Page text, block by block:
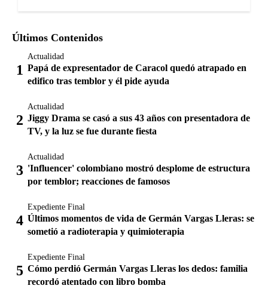
Últimos Contenidos
Actualidad
Papá de expresentador de Caracol quedó atrapado en
edifico tras temblor y él pide ayuda
Actualidad
Jiggy Drama se casó a sus 43 años con presentadora de
TV, y la luz se fue durante fiesta
Actualidad
'Influencer' colombiano mostró desplome de estructura
por temblor; reacciones de famosos
Expediente Final
Últimos momentos de vida de Germán Vargas Lleras: se
sometió a radioterapia y quimioterapia
Expediente Final
Cómo perdió Germán Vargas Lleras los dedos: familia
recordó atentado con libro bomba